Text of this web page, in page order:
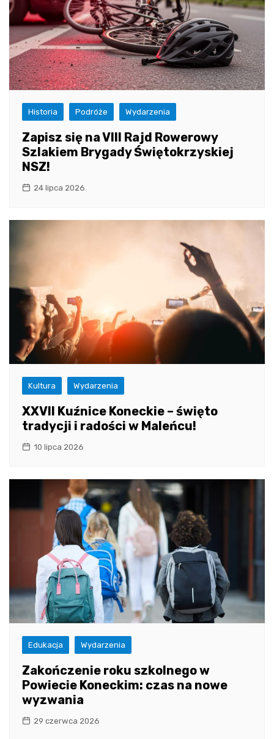
Historia Podróże Wydarzenia
Zapisz się na VIII Rajd Rowerowy
Szlakiem Brygady Świętokrzyskiej
NSZ!
24 lipca 2026
Kultura Wydarzenia
XXVII Kuźnice Koneckie – święto
tradycji i radości w Maleńcu!
10 lipca 2026
Edukacja Wydarzenia
Zakończenie roku szkolnego w
Powiecie Koneckim: czas na nowe
wyzwania
29 czerwca 2026